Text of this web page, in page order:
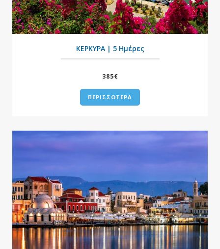
ΚΕΡΚΥΡΑ | 5 Ημέρες
385€
ΠΕΡΙΣΣΟΤΕΡΑ
+